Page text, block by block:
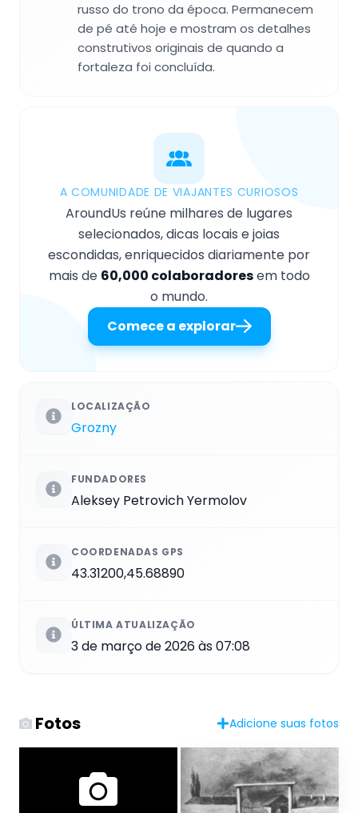
russo do trono da época. Permanecem
de pé até hoje e mostram os detalhes
construtivos originais de quando a
fortaleza foi concluída.
A COMUNIDADE DE VIAJANTES CURIOSOS
AroundUs reúne milhares de lugares
selecionados, dicas locais e joias
escondidas, enriquecidos diariamente por
mais de 60,000 colaboradoresem todo
o mundo.
Comece a explorar
LOCALIZAÇÃO
Grozny
FUNDADORES
Aleksey Petrovich Yermolov
COORDENADAS GPS
43.31200,45.68890
ÚLTIMA ATUALIZAÇÃO
3 de março de 2026 às 07:08
Fotos Adicione suas fotos